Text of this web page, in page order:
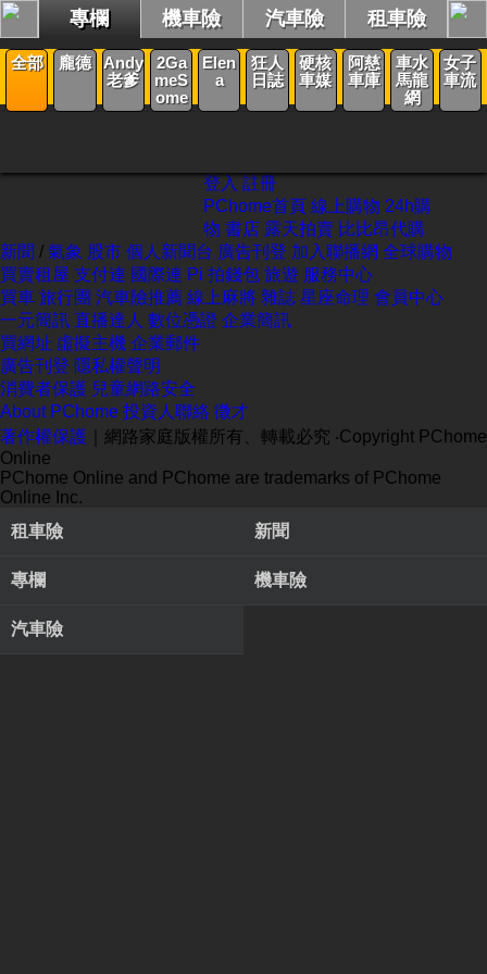
專欄 機車險 汽車險
租車險
新聞
全部 龐德
Andy
老爹
2Ga
meS
ome
Elen
a
狂人
日誌
硬核
車媒
阿慈
車庫
車水
馬龍
網
女子
車流
登入 註冊
PChome首頁 線上購物 24h購
物 書店 露天拍賣 比比昂代購
新聞 / 氣象 股市 個人新聞台 廣告刊登 加入聯播網 全球購物
買賣租屋 支付連 國際連 Pi 拍錢包 旅遊 服務中心
買車 旅行團 汽車險推薦 線上麻將 雜誌 星座命理 會員中心
一元簡訊 直播達人 數位憑證 企業簡訊
買網址 虛擬主機 企業郵件
廣告刊登 隱私權聲明
消費者保護 兒童網路安全
About PChome 投資人聯絡 徵才
著作權保護 ｜網路家庭版權所有、轉載必究 ‧Copyright PChome
Online
PChome Online and PChome are trademarks of PChome
Online Inc.
租車險
新聞
專欄 機車險
汽車險